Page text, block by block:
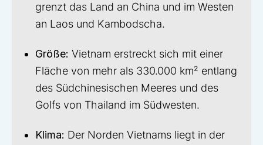
grenzt das Land an China und im Westen
an Laos und Kambodscha.
Größe: Vietnam erstreckt sich mit einer
Fläche von mehr als 330.000 km² entlang
des Südchinesischen Meeres und des
Golfs von Thailand im Südwesten.
Klima: Der Norden Vietnams liegt in der